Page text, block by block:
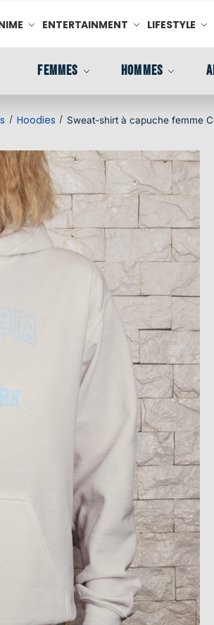
ENTERTAINMENT LIFESTYLE
FEMMES HOMMES
/ Hoodies / Sweat-shirt à capuche femme